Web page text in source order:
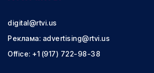
digital@rtvi.us
Реклама: advertising@rtvi.us
Office: +1 (917) 722-98-38